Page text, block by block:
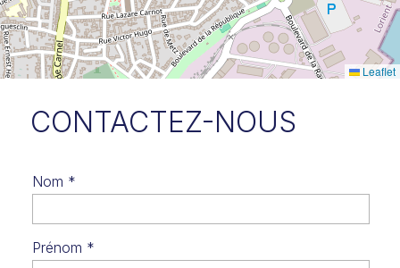
Leaflet
CONTACTEZ-NOUS
Contact
Nom *
Prénom *